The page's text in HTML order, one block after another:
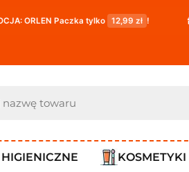
tylko 12,99 zł ! Darmowa
KOSMETYKI